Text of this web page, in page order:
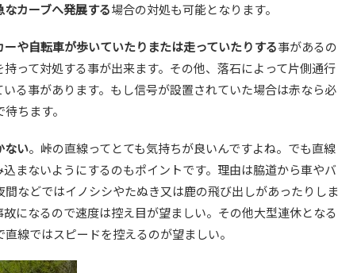
なカーブへ発展する場合の対処も可能となります。
ーや自転車が歩いていたりまたは走っていたりする事があるの
って対処する事が出来ます。その他、落石によって片側通行
る事があります。もし信号が設置されていた場合は赤なら必
ちます。
ない。峠の直線ってとても気持ちが良いんですよね。でも直線
まないようにするのもポイントです。理由は脇道から車やバ
などではイノシシやたぬき又は鹿の飛び出しがあったりしま
になるので速度は控え目が望ましい。その他大型連休となる
直線ではスピードを控えるのが望ましい。